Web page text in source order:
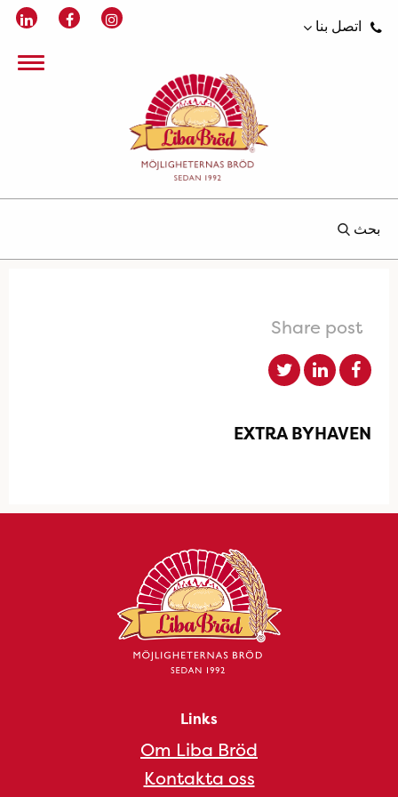
اتصل بنا
بحث
Share post
EXTRA BYHAVEN
Links
Om Liba Bröd
Kontakta oss